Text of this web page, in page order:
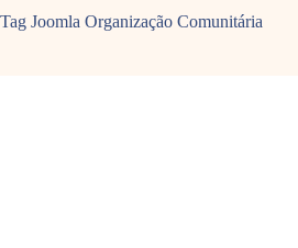
Tag Joomla Organização Comunitária